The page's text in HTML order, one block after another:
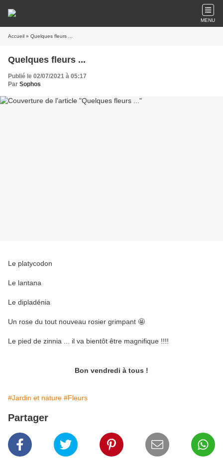
MENU
Accueil » Quelques fleurs ...
Quelques fleurs ...
Publié le 02/07/2021 à 05:17
Par Sophos
Le platycodon
Le lantana
Le dipladénia
Un rose du tout nouveau rosier grimpant 🤩
Le pied de zinnia ... il va bientôt être magnifique !!!!
Bon vendredi à tous !
#Jardin et nature #Fleurs
Partager